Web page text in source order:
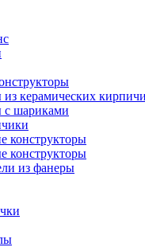
керамических
с шариками
конструкторы
конструкторы
из фанеры